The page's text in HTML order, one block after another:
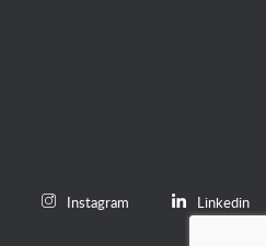
Instagram Linkedin